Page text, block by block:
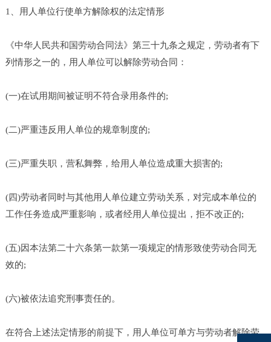
1、用人单位行使单方解除权的法定情形
《中华人民共和国劳动合同法》第三十九条之规定，劳动者有下
列情形之一的，用人单位可以解除劳动合同：
(一)在试用期间被证明不符合录用条件的;
(二)严重违反用人单位的规章制度的;
(三)严重失职，营私舞弊，给用人单位造成重大损害的;
(四)劳动者同时与其他用人单位建立劳动关系，对完成本单位的
工作任务造成严重影响，或者经用人单位提出，拒不改正的;
(五)因本法第二十六条第一款第一项规定的情形致使劳动合同无
效的;
(六)被依法追究刑事责任的。
在符合上述法定情形的前提下，用人单位可单方与劳动者解除劳